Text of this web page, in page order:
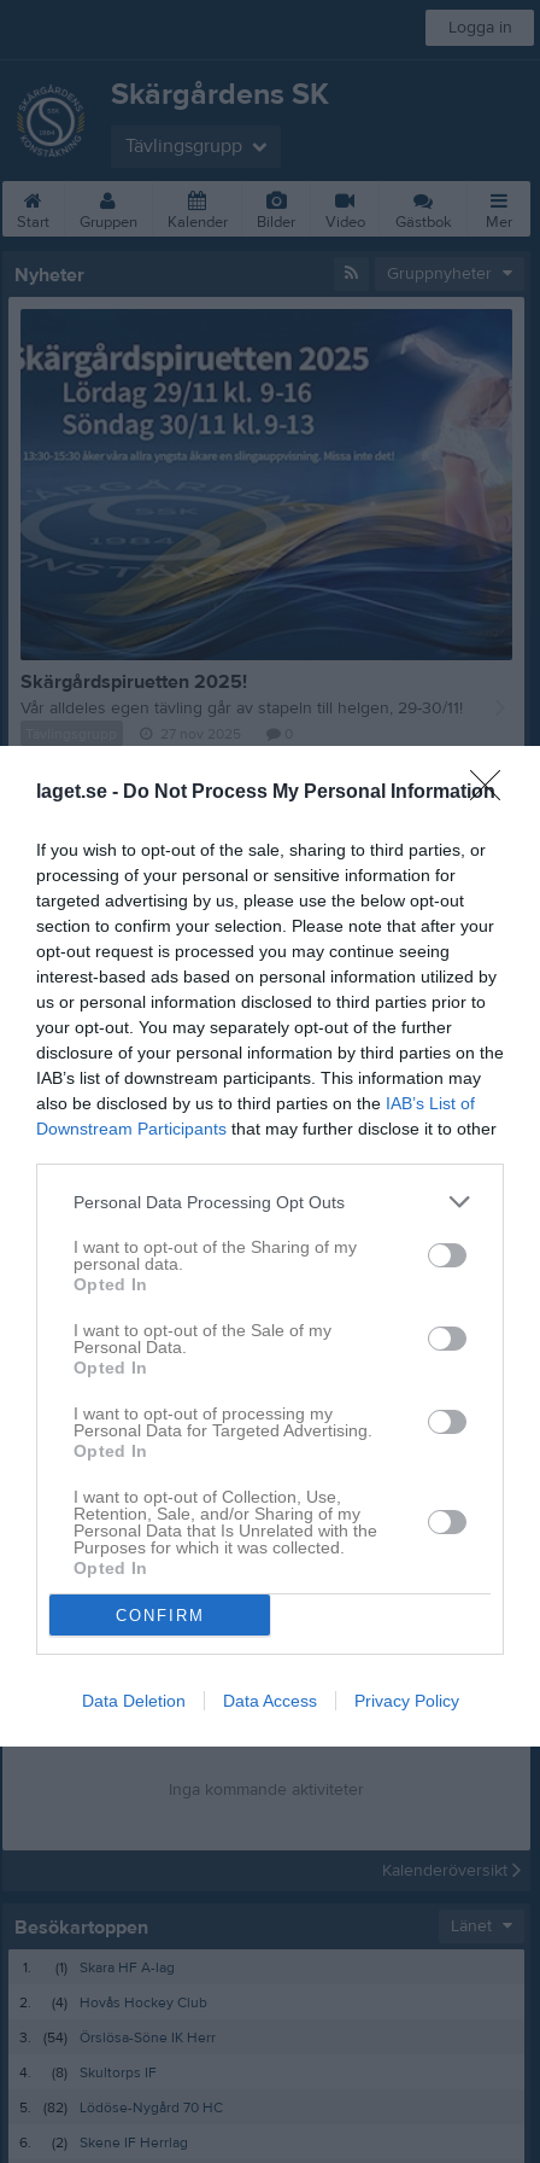
laget.se - Do Not Process My Personal Information
If you wish to opt-out of the sale, sharing to third parties, or
processing of your personal or sensitive information for
targeted advertising by us, please use the below opt-out
section to confirm your selection. Please note that after your
opt-out request is processed you may continue seeing
interest-based ads based on personal information utilized by
us or personal information disclosed to third parties prior to
your opt-out. You may separately opt-out of the further
disclosure of your personal information by third parties on the
IAB’s list of downstream participants. This information may
also be disclosed by us to third parties on the IAB’s List of
Downstream Participants that may further disclose it to other
Personal Data Processing Opt Outs
I want to opt-out of the Sharing of my
personal data.
Opted In
I want to opt-out of the Sale of my
Personal Data.
Opted In
I want to opt-out of processing my
Personal Data for Targeted Advertising.
Opted In
I want to opt-out of Collection, Use,
Retention, Sale, and/or Sharing of my
Personal Data that Is Unrelated with the
Purposes for which it was collected.
Opted In
CONFIRM
Data Deletion Data Access Privacy Policy
Logga in
Skärgårdens SK
Tävlingsgrupp
Start Gruppen Kalender Bilder Video Gästbok Mer
Nyheter Gruppnyheter
Skärgårdspiruetten 2025!
Vår alldeles egen tävling går av stapeln till helgen, 29-30/11!
Träning imorgon 9-10
Viktigt ang tävlingarna VT24
Hej. Jag har kollat över tävlingarna som är kvar denna terminen och har varit tvungen att justera lite. Så va noga med att gå in och dubbelkolla så ni svarat rätt om ni kommer eller inte. V.10 Lerum stjärntävling https://konstakning.indta.se/ V.15 stjärntävling Askim istället för borås. Klubbtävlingen blev inte av så ingen klubbtävling denna helg. ( Om man inte vill anmäla sig i B klassen på stjärntävlingen) V.16 klubbtävling landvetter
Tävlingsgrupp 7 mar 2024 0
Visa fler nyheter
Nyheter från föreningen
30 jul
Vi har tecknat nytt samarbetsavtal med Murbecks Hockey!
3 jul
Varmt välkommen Peter Berntsson - vår nye A-lagstränare!
Senast uppladdade video
Ingen video uppladdad
Logga in och ladda upp ert första klipp
Senast uppdaterade album
Inget album finns skapat
Logga in som administratör och skapa ert första album
På gång Kalender
Inga kommande aktiviteter
Kalenderöversikt
Besökartoppen Länet
1. (1)
Skara HF A-lag
2.
(4)
Hovås Hockey Club
3.
(54)
Örslösa-Söne IK Herr
4.
(8)
Skultorps IF
5.
(82)
Lödöse-Nygård 70 HC
6.
(2) Skene IF Herrlag